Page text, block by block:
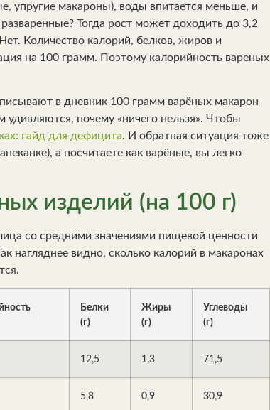
упругие макароны), воды впитается меньше, и
Тогда рост может доходить до 3,2
Количество калорий, белков, жиров и
на 100 грамм. Поэтому калорийность вареных
в дневник 100 грамм варёных макарон
почему «ничего нельзя». Чтобы
гайд для дефицита. И обратная ситуация тоже
а посчитаете как варёные, вы легко
изделий (на 100 г)
со средними значениями пищевой ценности
нагляднее видно, сколько калорий в макаронах
Белки
(г)
Жиры
(г)
Углеводы
(г)
12,5 1,3 71,5
5,8 0,9 30,9